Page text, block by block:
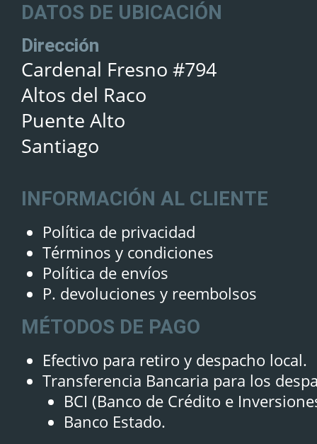
DATOS DE UBICACIÓN
Dirección
Cardenal Fresno #794
Altos del Raco
Puente Alto
Santiago
INFORMACIÓN AL CLIENTE
Política de privacidad
Términos y condiciones
Política de envíos
P. devoluciones y reembolsos
MÉTODOS DE PAGO
Efectivo para retiro y despacho local.
Transferencia Bancaria para los
BCI (Banco de Crédito e
Banco Estado.